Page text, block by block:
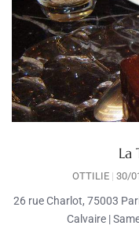
La
OTTILIE 30/
26 rue Charlot, 75003
Calvaire |